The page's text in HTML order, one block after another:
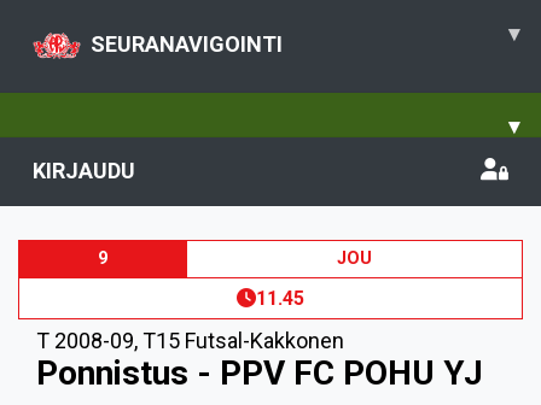
SEURANAVIGOINTI ▾
▾
KIRJAUDU
9 JOU
11.45
T 2008-09,T15 Futsal-Kakkonen
Ponnistus - PPV FC POHU YJ